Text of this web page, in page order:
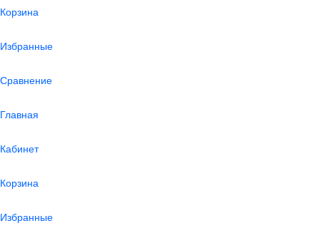
Корзина
Избранные
Сравнение
Главная
Кабинет
Корзина
Избранные